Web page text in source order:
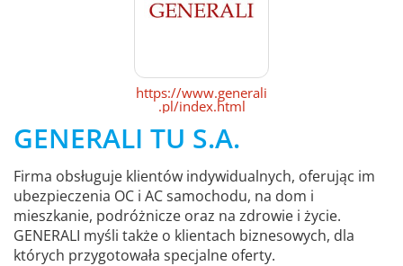
https://www.generali
.pl/index.html
GENERALI TU S.A.
Firma obsługuje klientów indywidualnych, oferując im
ubezpieczenia OC i AC samochodu, na dom i
mieszkanie, podróżnicze oraz na zdrowie i życie.
GENERALI myśli także o klientach biznesowych, dla
których przygotowała specjalne oferty.